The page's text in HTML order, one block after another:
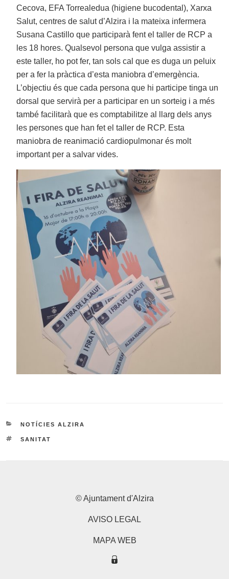
Cecova, EFA Torrealedua (higiene bucodental), Xarxa
Salut, centres de salut d’Alzira i la mateixa infermera
Susana Castillo que participarà fent el taller de RCP a
les 18 hores. Qualsevol persona que vulga assistir a
este taller, ho pot fer, tan sols cal que es duga un peluix
per a fer la pràctica d’esta maniobra d’emergència.
L’objectiu és que cada persona que hi participe tinga un
dorsal que servirà per a participar en un sorteig i a més
també facilitarà que es comptabilitze al llarg dels anys
les persones que han fet el taller de RCP. Esta
maniobra de reanimació cardiopulmonar és molt
important per a salvar vides.
CATEGORIES
NOTÍCIES ALZIRA
ETIQUETES
SANITAT
© Ajuntament d'Alzira
AVISO LEGAL
MAPA WEB